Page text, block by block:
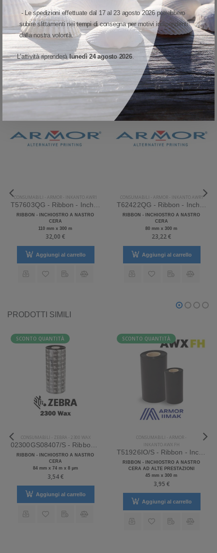
- Le spedizioni effettuate dal 17 al 23 agosto 2026 potrebbero
subire slittamenti nei tempi di consegna per motivi indipendenti
dalla nostra volontà.
L’attività riprenderàlunedì 24 agosto 2026.
Peso -
Tipo stampa -
ARMOR INKANTO AWR1 ALTRE VARIANTI
SUPER SCONTO
CONSUMABILI - ARMOR- INKANTO AWR1
T57603QG - Ribbon - Inchiostro a nastro Armor Inkanto AWR1 Cera
RIBBON - INCHIOSTRO A NASTRO
CERA
110 mm x 300 m
32,00 €
Aggiungi al carrello
SUPER SCONTO
SCONTO 49%
CONSUMABILI - ARMOR- INKANTO AWR1
T62422QG - Ribbon - Inchiostro a nastro Armor Inkanto AWR1 Cera
RIBBON - INCHIOSTRO A NASTRO
CERA
80 mm x 300 m
23,22 €
Aggiungi al carrello
PRODOTTI SIMILI
SCONTO QUANTITÀ
CONSUMABILI - ZEBRA - 2300 WAX
02300GS08407/S - Ribbon - Inchiostro a nastro Zebra 2300 Wax Cera
RIBBON - INCHIOSTRO A NASTRO
CERA
84 mm x 74 m x 8 µm
3,54 €
Aggiungi al carrello
SCONTO QUANTITÀ
CONSUMABILI -ARMOR -
INKANTO AWX FH
T51926IO/S - Ribbon - Inchiostro a nastro Armor Inkanto AWX FH
RIBBON - INCHIOSTRO A NASTRO
CERA AD ALTE PRESTAZIONI
45 mm x 300 m
3,95 €
Aggiungi al carrello